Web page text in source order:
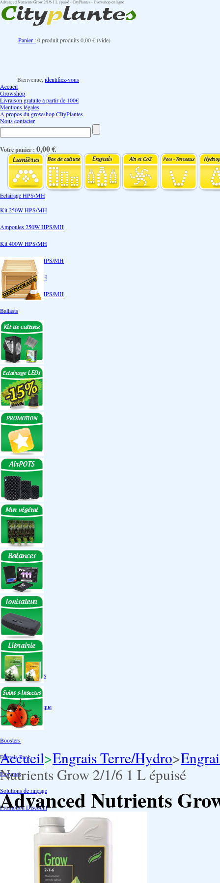
Advanced Nutrients Grow 2/1/6 1 L épuisé - CityPlantes - Growshop en ligne
Panier :0produitproduits 0,00 €(vide)
Bienvenue, identifiez-vous
Accueil
Growshop
Livraison gratuite à partir de 100€
Mentions légales
A propos du growshop CItyPlantes
Nous contacter
Votre panier : 0,00 €
Eclairage HPS/MH
Kit 250W HPS/MH
Ampoules 250W HPS/MH
Kit 400W HPS/MH
Ampoules 400W HPS/MH
Kit 600W HPS/MH
Ampoules 600W HPS/MH
Ballasts
Réflecteurs
CoolTube
Accessoires
Eclairages LEDs
Eclairages ECO
Kits ECO
Ampoules ECO
Réflecteurs ECO
Réflecteurs
Accessoires
Box Discount
Box par marque
Hortibox
Homebox
Dark Room II
GrowLab
Box par taille
Box 40 cm
Box 60 cm
Box 80-90 cm
Box 120 cm
Autres tailles Box
Box double étages
Engrais par familles
Engrais terre
Engrais hydroponique
Engrais-Coco
Boosters
Engrais Pack
Enzymes
Solutions de rinçage
Promotion Discount
Accessoires et doseurs
Extraction/Intraction
Accueil>Engrais Terre/Hydro>
Nutrients Grow 2/1/6 1 L épuisé
Advanced Nutrients